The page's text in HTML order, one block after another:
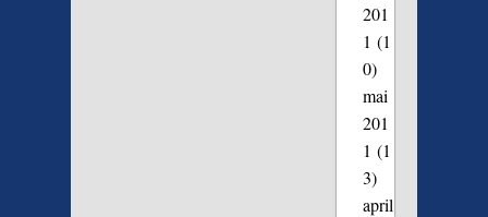
201
1 (1
0)
mai
201
1 (1
3)
april